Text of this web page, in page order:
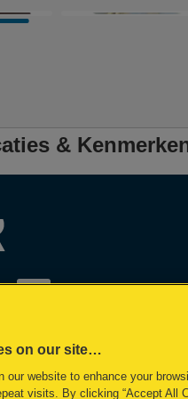
&
on our site…
our website to enhance your
visits. By clicking “Accept All